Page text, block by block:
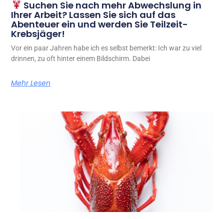
Suchen Sie nach mehr Abwechslung in
Ihrer Arbeit? Lassen Sie sich auf das
Abenteuer ein und werden Sie Teilzeit-
Krebsjäger!
Vor ein paar Jahren habe ich es selbst bemerkt: Ich war zu viel
drinnen, zu oft hinter einem Bildschirm. Dabei
Mehr Lesen